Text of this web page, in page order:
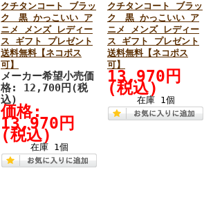
クチタンコート ブラッ
ク 黒 かっこいい ア
ニメ メンズ レディー
ス ギフト プレゼント
送料無料【ネコポス
可】
メーカー希望小売価
格: 12,700円(税
込)
価格:
13,970円
(税込)
在庫 1個
クチタンコート ブラッ
ク 黒 かっこいい ア
ニメ メンズ レディー
ス ギフト プレゼント
送料無料【ネコポス
可】
13,970円
(税込)
在庫 1個